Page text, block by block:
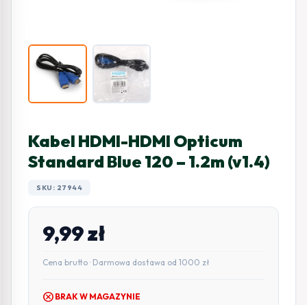
Kabel HDMI-HDMI Opticum
Standard Blue 120 – 1.2m (v1.4)
SKU: 27944
9,99zł
Cena brutto · Darmowa dostawa od 1000 zł
cancel BRAK W MAGAZYNIE